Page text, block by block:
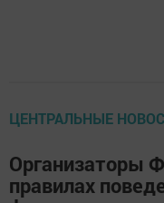
ЦЕНТРАЛЬНЫЕ
Организаторы
правилах